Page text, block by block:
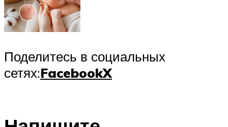
Поделитесь в социальных
сетях:FacebookX